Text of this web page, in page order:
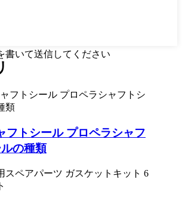
書いて送信してください
フトシール プロペラシャフ
ルの種類